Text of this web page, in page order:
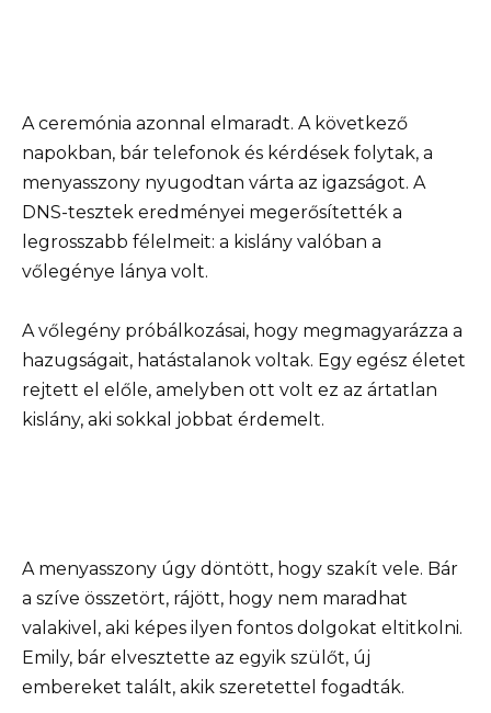
A ceremónia azonnal elmaradt. A következő
napokban, bár telefonok és kérdések folytak, a
menyasszony nyugodtan várta az igazságot. A
DNS-tesztek eredményei megerősítették a
legrosszabb félelmeit: a kislány valóban a
vőlegénye lánya volt.
A vőlegény próbálkozásai, hogy megmagyarázza a
hazugságait, hatástalanok voltak. Egy egész életet
rejtett el előle, amelyben ott volt ez az ártatlan
kislány, aki sokkal jobbat érdemelt.
A menyasszony úgy döntött, hogy szakít vele. Bár
a szíve összetört, rájött, hogy nem maradhat
valakivel, aki képes ilyen fontos dolgokat eltitkolni.
Emily, bár elvesztette az egyik szülőt, új
embereket talált, akik szeretettel fogadták.